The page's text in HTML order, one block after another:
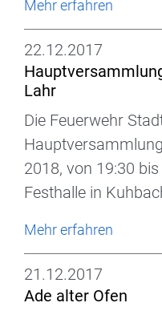
Mehr erfahren
22.12.2017
Lahr
Die Feuerwehr
2018, von 19:30
Festhalle in
Mehr erfahren
21.12.2017
Ade alter Ofen